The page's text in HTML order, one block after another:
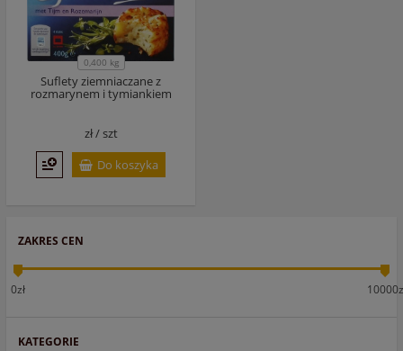
ZAKRES CEN
0zł
KATEGORIE
0,400 kg
Suflety ziemniaczane z
rozmarynem i tymiankiem
zł /szt
Do koszyka